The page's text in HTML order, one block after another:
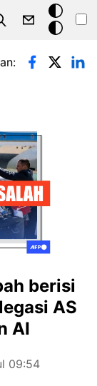
Mode
gelap
berisi
AS
AI
09:54